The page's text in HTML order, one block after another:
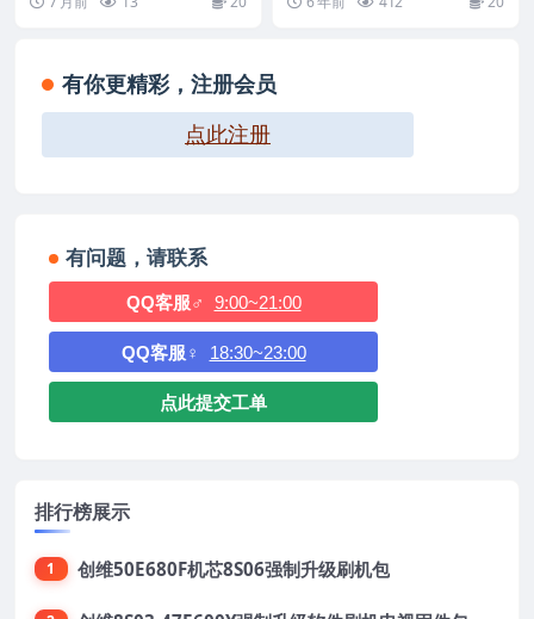
20140522_U盘刷机固件
信...
有你更精彩，注册会员
点此注册
有问题，请联系
QQ客服♂ 9:00~21:00
QQ客服♀ 18:30~23:00
点此提交工单
排行榜展示
1 创维50E680F机芯8S06强制升级刷机包